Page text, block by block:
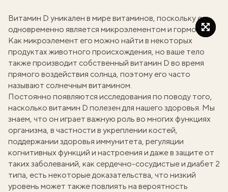
Витамин D уникален в мире витаминов, поскольку он
одновременно является микроэлементом и гормоном.
Как микроэлемент его можно найти в некоторых
продуктах животного происхождения, но ваше тело
также производит собственный витамин D во время
прямого воздействия солнца, поэтому его часто
называют солнечным витамином.
Постоянно появляются исследования по поводу того,
насколько витамин D полезен для нашего здоровья. Мы
знаем, что он играет важную роль во многих функциях
организма, в частности в укреплении костей,
поддержании здоровья иммунитета, регуляции
когнитивных функций и настроения и даже в защите от
таких заболеваний, как сердечно-сосудистые и диабет 2
типа, есть некоторые доказательства, что низкий
уровень может также повлиять на вероятность